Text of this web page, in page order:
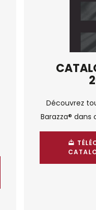
Découvrez
Barazza®